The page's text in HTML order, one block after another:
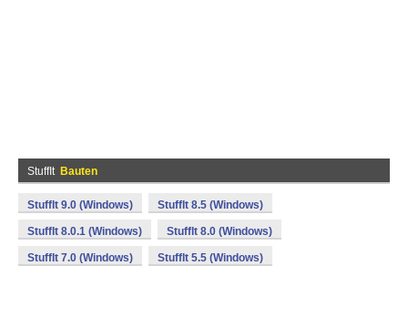
StuffIt Bauten
StuffIt 9.0 (Windows) StuffIt 8.5 (Windows)
StuffIt 8.0.1 (Windows) StuffIt 8.0 (Windows)
StuffIt 7.0 (Windows) StuffIt 5.5 (Windows)